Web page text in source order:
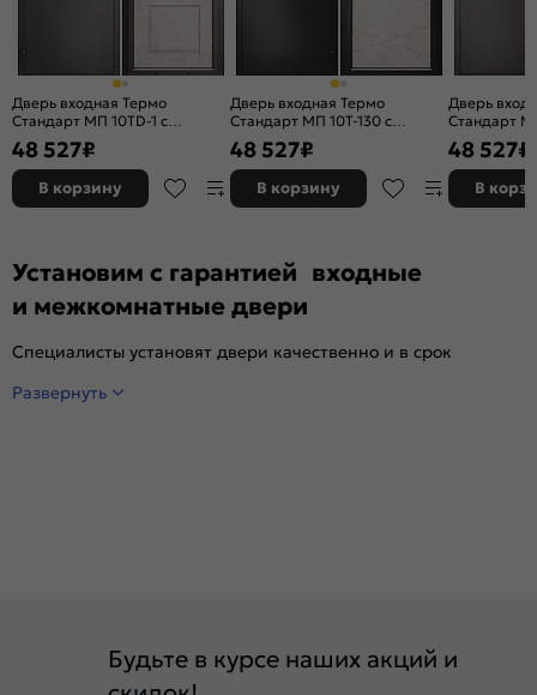
Дверь входная Термо
Стандарт МП 10TD-1 с
терморазрывом Шоколад
букле/Бетон бежевый, 2
замка, с ночной задвижкой
48 527₽
В корзину
Дверь входная Термо
Стандарт МП 10T-130 с
терморазрывом Антрацит
букле/Бетон бежевый, 2
замка, с ночной задвижкой
48 527₽
В корзину
Дверь
Стандарт
букле/
замка, с
48 527₽
В
Установим с гарантией входные
и межкомнатные двери
Специалисты установят двери качественно и в срок
Развернуть
Будьте в курсе наших акций и